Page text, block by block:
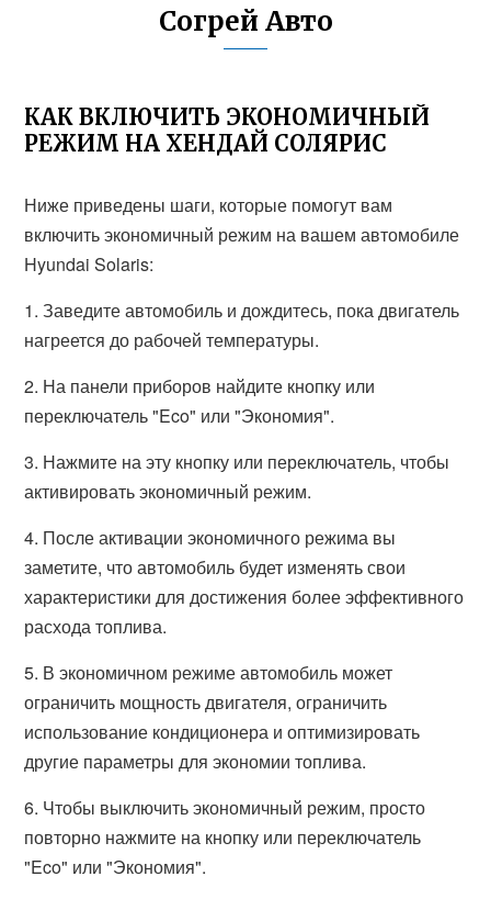
Согрей Авто
КАК ВКЛЮЧИТЬ ЭКОНОМИЧНЫЙ
РЕЖИМ НА ХЕНДАЙ СОЛЯРИС
Ниже приведены шаги, которые помогут вам
включить экономичный режим на вашем автомобиле
Hyundai Solaris:
1. Заведите автомобиль и дождитесь, пока двигатель
нагреется до рабочей температуры.
2. На панели приборов найдите кнопку или
переключатель "Eco" или "Экономия".
3. Нажмите на эту кнопку или переключатель, чтобы
активировать экономичный режим.
4. После активации экономичного режима вы
заметите, что автомобиль будет изменять свои
характеристики для достижения более эффективного
расхода топлива.
5. В экономичном режиме автомобиль может
ограничить мощность двигателя, ограничить
использование кондиционера и оптимизировать
другие параметры для экономии топлива.
6. Чтобы выключить экономичный режим, просто
повторно нажмите на кнопку или переключатель
"Eco" или "Экономия".